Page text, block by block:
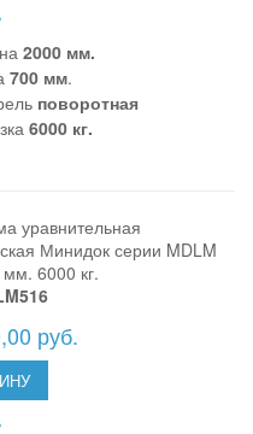
2000 мм.
700 мм.
поворотная
6000 кг.
уравнительная
Минидок серии MDLM
6000 кг.
руб.